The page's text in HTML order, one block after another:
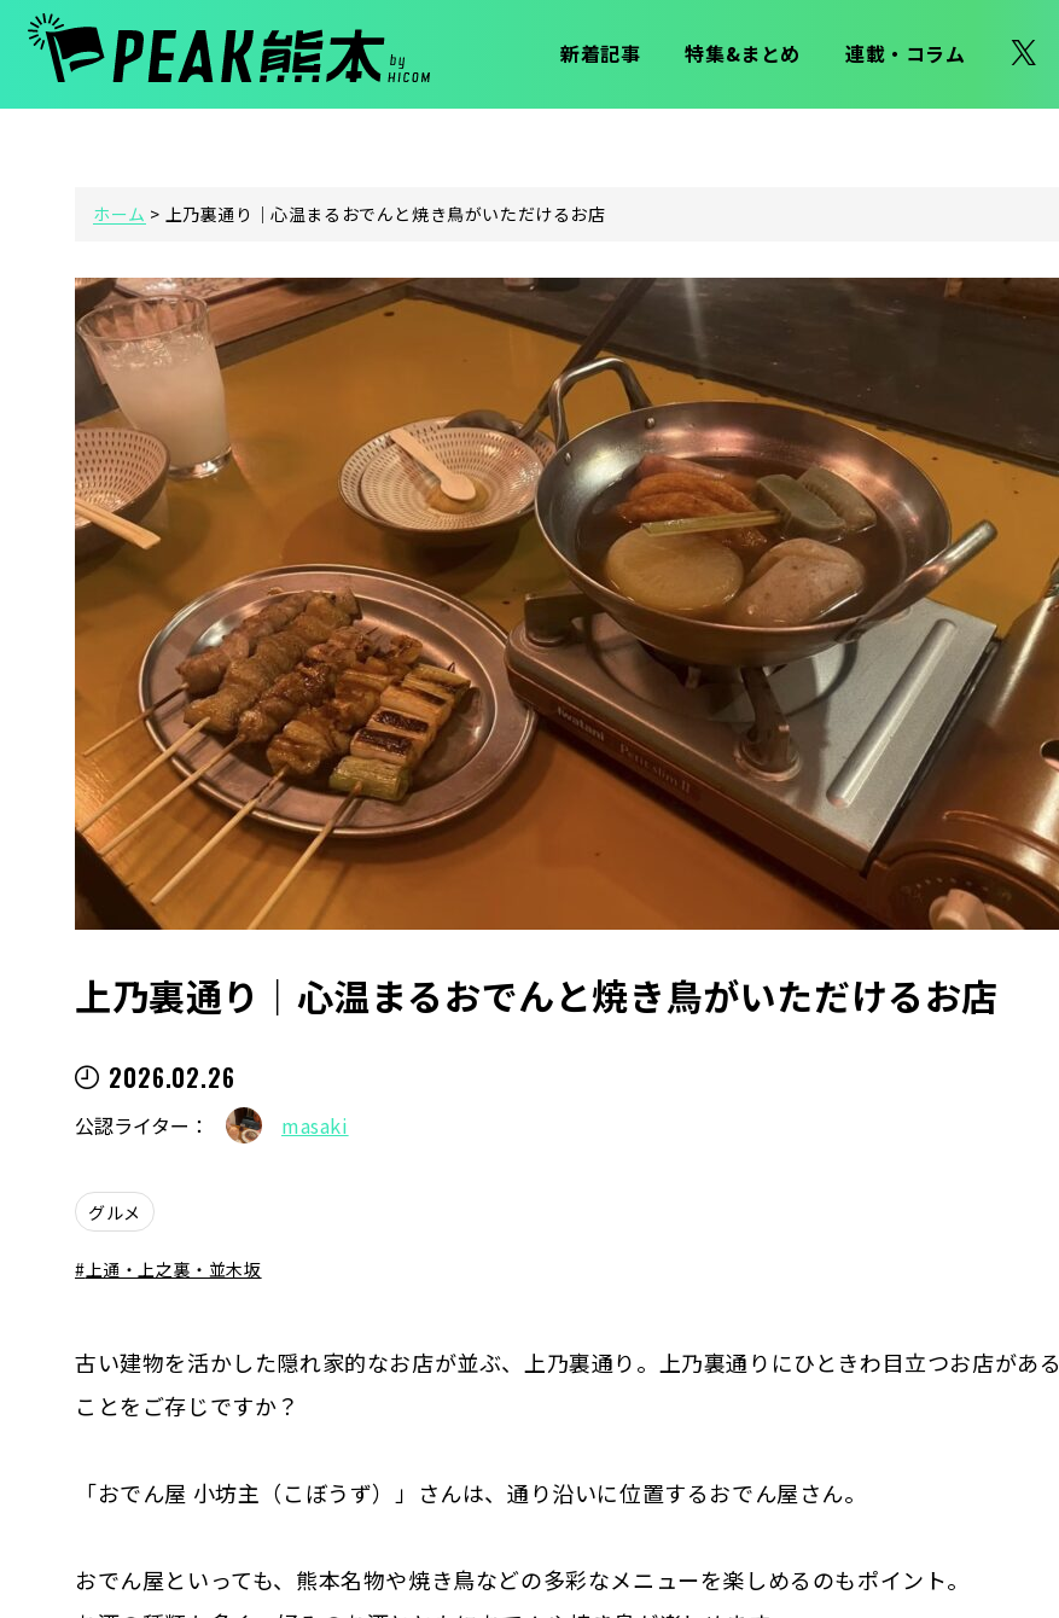
新着記事 特集&まとめ 連載・コラム
ホーム > 上乃裏通り｜心温まるおでんと焼き鳥がいただけるお店
上乃裏通り｜心温まるおでんと焼き鳥がいただけるお店
2026.02.26
公認ライター： masaki
グルメ
上通・上之裏・並木坂
古い建物を活かした隠れ家的なお店が並ぶ、上乃裏通り。上乃裏通りにひときわ目立つお店がある
ことをご存じですか？
「おでん屋 小坊主（こぼうず）」さんは、通り沿いに位置するおでん屋さん。
おでん屋といっても、熊本名物や焼き鳥などの多彩なメニューを楽しめるのもポイント。